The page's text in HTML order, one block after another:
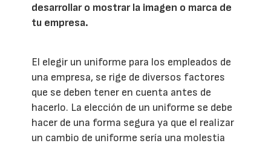
desarrollar o mostrar la imagen o marca de
tu empresa.
El elegir un uniforme para los empleados de
una empresa, se rige de diversos factores
que se deben tener en cuenta antes de
hacerlo. La elección de un uniforme se debe
hacer de una forma segura ya que el realizar
un cambio de uniforme sería una molestia